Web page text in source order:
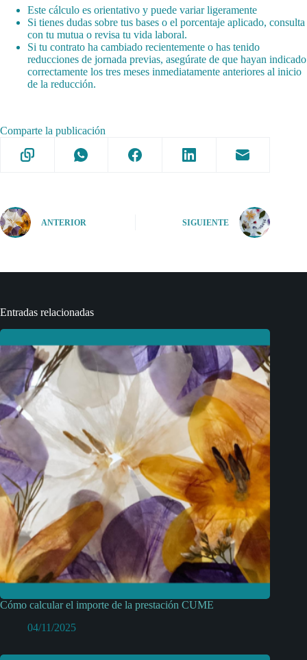
Este cálculo es orientativo y puede variar ligeramente
Si tienes dudas sobre tus bases o el porcentaje aplicado, consulta
con tu mutua o revisa tu vida laboral.
Si tu contrato ha cambiado recientemente o has tenido
reducciones de jornada previas, asegúrate de que hayan indicado
correctamente los tres meses inmediatamente anteriores al inicio
de la reducción.
Comparte la publicación
ANTERIOR SIGUIENTE
Entradas relacionadas
Cómo calcular el importe de la prestación CUME
04/11/2025